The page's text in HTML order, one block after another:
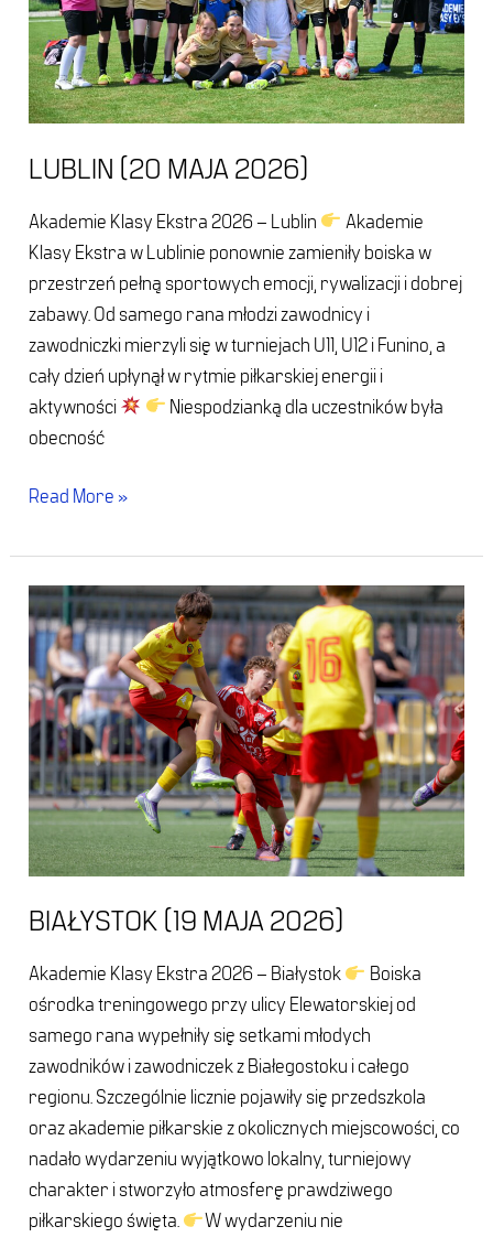
LUBLIN (20 MAJA 2026)
Akademie Klasy Ekstra 2026 – Lublin
Akademie
Klasy Ekstra w Lublinie ponownie zamieniły boiska w
przestrzeń pełną sportowych emocji, rywalizacji i dobrej
zabawy. Od samego rana młodzi zawodnicy i
zawodniczki mierzyli się w turniejach U11, U12 i Funino, a
cały dzień upłynął w rytmie piłkarskiej energii i
aktywności
Niespodzianką dla uczestników była
obecność
Read More »
BIAŁYSTOK (19 MAJA 2026)
Akademie Klasy Ekstra 2026 – Białystok
Boiska
ośrodka treningowego przy ulicy Elewatorskiej od
samego rana wypełniły się setkami młodych
zawodników i zawodniczek z Białegostoku i całego
regionu. Szczególnie licznie pojawiły się przedszkola
oraz akademie piłkarskie z okolicznych miejscowości, co
nadało wydarzeniu wyjątkowo lokalny, turniejowy
charakter i stworzyło atmosferę prawdziwego
piłkarskiego święta.
W wydarzeniu nie
Białystok
(19
maja
2026)